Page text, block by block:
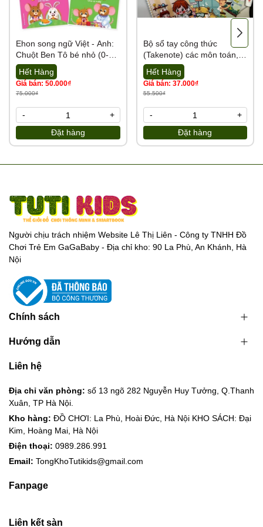
Cám ơn sự đồng hành của quý đại lý cùng Tổng kho Tutikids
https://tongkhotutikids.com/
Ehon song ngữ Việt - Anh:
Chuột Ben Tô bé nhỏ (0-6
tuổi) - Bộ 4 cuốn
Hết Hàng
Giá bán: 50.000₫
75.000₫
Đặt hàng
- +
Bộ sổ tay công thức
(Takenote) các môn toán,
tiếng việt, tiếng Anh, Lý,
Hóa, Sinh từ lớp 2 đến lớp
12
Hết Hàng
Giá bán: 37.000₫
55.500₫
Đặt hàng
- +
Người chịu trách nhiệm Website Lê Thị Liên - Công ty TNHH Đồ
Chơi Trẻ Em GaGaBaby - Địa chỉ kho: 90 La Phù, An Khánh, Hà
Nội
Chính sách
Hướng dẫn
Liên hệ
Địa chỉ văn phòng: số 13 ngõ 282 Nguyễn Huy Tưởng, Q.Thanh
Xuân, TP Hà Nội.
Kho hàng: ĐỒ CHƠI: La Phù, Hoài Đức, Hà Nội KHO SÁCH: Đại
Kim, Hoàng Mai, Hà Nội
Điện thoại: 0989.286.991
Email: TongKhoTutikids@gmail.com
Fanpage
Liên kết sàn